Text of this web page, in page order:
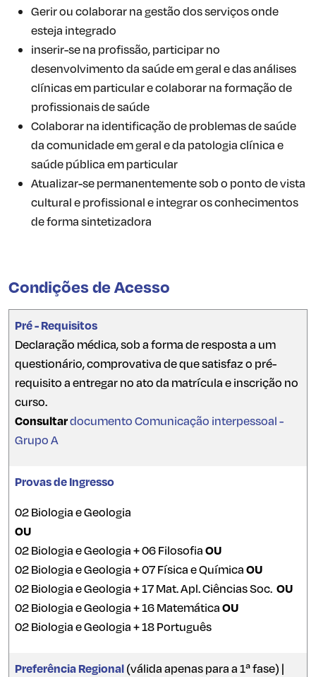
Gerir ou colaborar na gestão dos serviços onde
esteja integrado
inserir-se na profissão, participar no
desenvolvimento da saúde em geral e das análises
clínicas em particular e colaborar na formação de
profissionais de saúde
Colaborar na identificação de problemas de saúde
da comunidade em geral e da patologia clínica e
saúde pública em particular
Atualizar-se permanentemente sob o ponto de vista
cultural e profissional e integrar os conhecimentos
de forma sintetizadora
Condições de Acesso
Pré - Requisitos
Declaração médica, sob a forma de resposta a um
questionário, comprovativa de que satisfaz o pré-
requisito a entregar no ato da matrícula e inscrição no
curso.
Consultardocumento Comunicação interpessoal -
Grupo A
Provas de Ingresso
02 Biologia e Geologia
OU
02 Biologia e Geologia + 06 FilosofiaOU
02 Biologia e Geologia + 07 Física e QuímicaOU
02 Biologia e Geologia + 17 Mat. Apl. Ciências Soc. OU
02 Biologia e Geologia + 16 MatemáticaOU
02 Biologia e Geologia + 18 Português
Preferência Regional(válida apenas para a 1ª fase) |